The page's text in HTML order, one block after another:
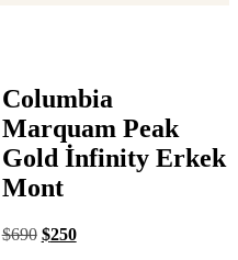
Columbia
Marquam Peak
Gold İnfinity Erkek
Mont
$690 $250